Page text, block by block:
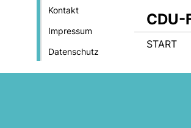
Kontakt
Impressum
Datenschutz
CDU-
START